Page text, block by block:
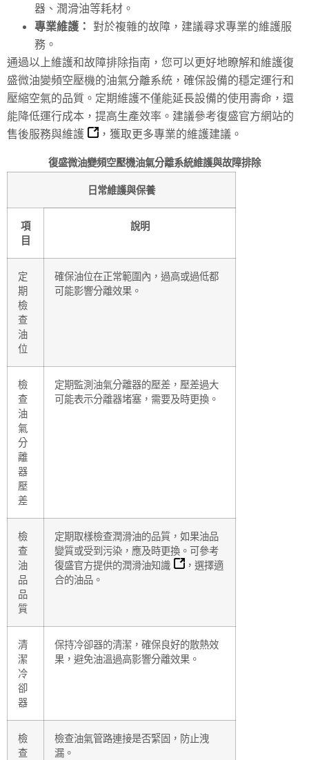
器、潤滑油等耗材。
專業維護： 對於複雜的故障，建議尋求專業的維護服
務。
通過以上維護和故障排除指南，您可以更好地瞭解和維護復
盛微油變頻空壓機的油氣分離系統，確保設備的穩定運行和
壓縮空氣的品質。定期維護不僅能延長設備的使用壽命，還
能降低運行成本，提高生產效率。建議參考復盛官方網站的
售後服務與維護
，獲取更多專業的維護建議。
復盛微油變頻空壓機油氣分離系統維護與故障排除
日常維護與保養
項
目
說明
定
期
檢
查
油
位
確保油位在正常範圍內，過高或過低都
可能影響分離效果。
檢
查
油
氣
分
離
器
壓
差
定期監測油氣分離器的壓差，壓差過大
可能表示分離器堵塞，需要及時更換。
檢
查
油
品
品
質
定期取樣檢查潤滑油的品質，如果油品
變質或受到污染，應及時更換。可參考
復盛官方提供的潤滑油知識
，選擇適
合的油品。
清
潔
冷
卻
器
保持冷卻器的清潔，確保良好的散熱效
果，避免油溫過高影響分離效果。
檢
查
檢查油氣管路連接是否緊固，防止洩
漏。